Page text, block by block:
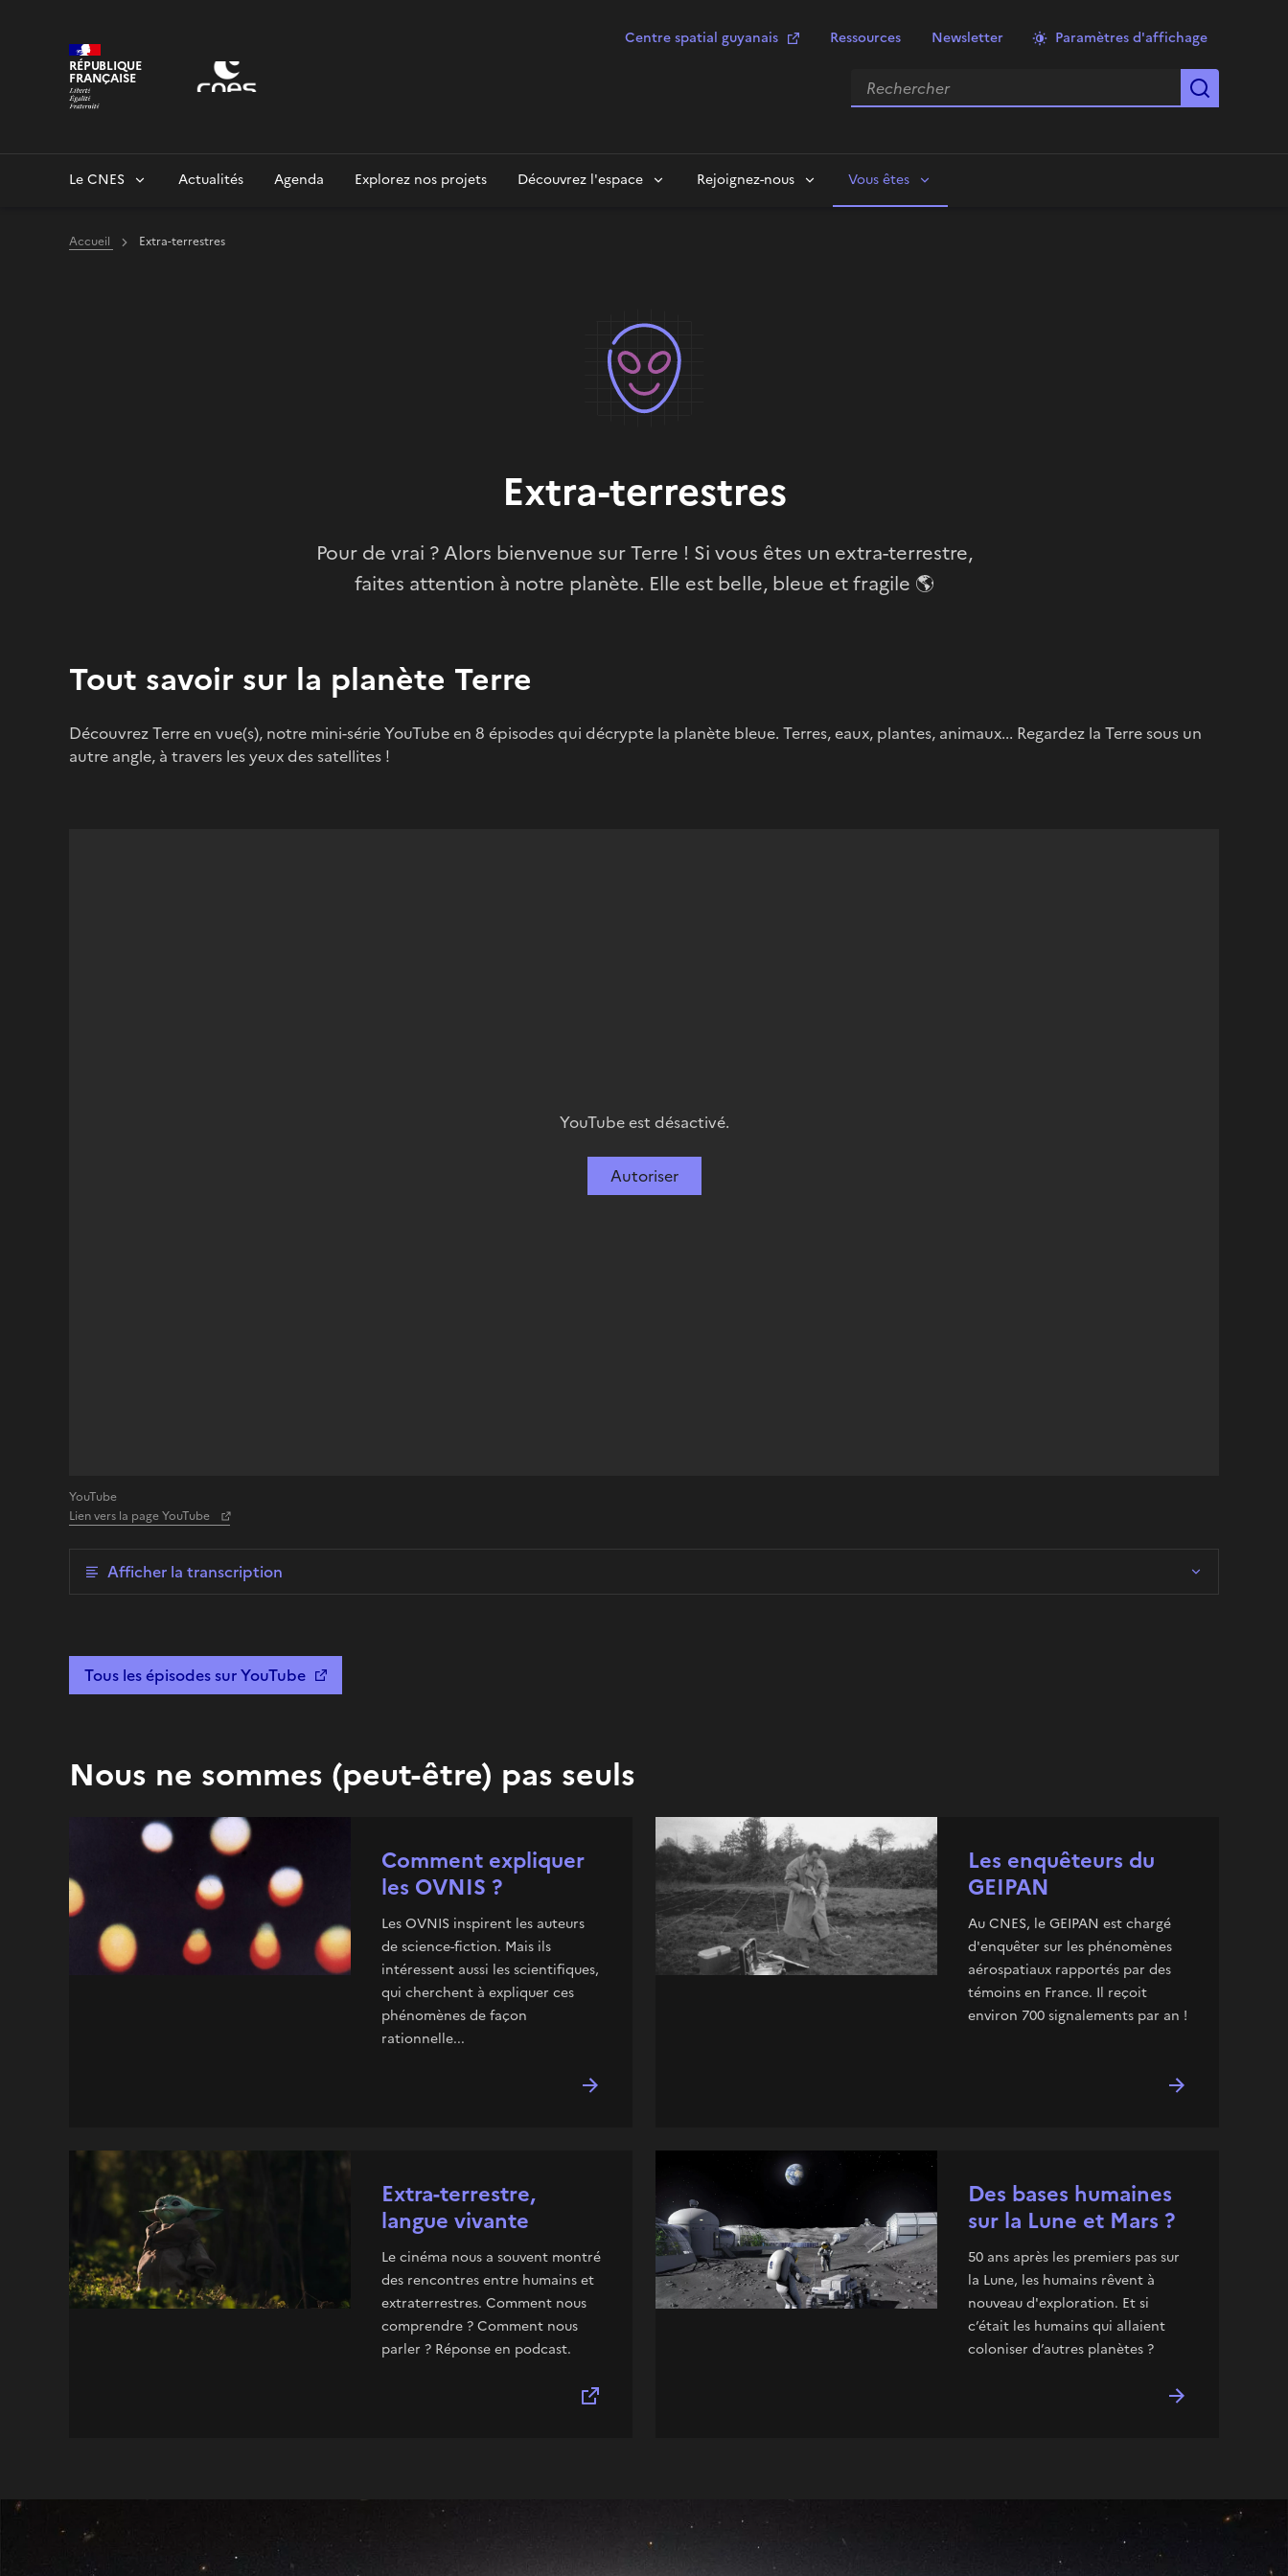
RÉPUBLIQUE
FRANÇAISE
Centre spatial guyanais Ressources Newsletter Paramètres d'affichage
Rechercher
Le CNES Actualités Agenda Explorez nos projets Découvrez l'espace Rejoignez-nous Vous êtes
Accueil Extra-terrestres
Extra-terrestres
Pour de vrai ? Alors bienvenue sur Terre ! Si vous êtes un extra-terrestre,
faites attention à notre planète. Elle est belle, bleue et fragile 🌎
Tout savoir sur la planète Terre
Découvrez Terre en vue(s), notre mini-série YouTube en 8 épisodes qui décrypte la planète bleue. Terres, eaux, plantes, animaux... Regardez la Terre sous un
autre angle, à travers les yeux des satellites !
YouTube est désactivé.
Autoriser
YouTube
Lien vers la page YouTube
Afficher la transcription
Tous les épisodes sur YouTube
Nous ne sommes (peut-être) pas seuls
Comment expliquer
les OVNIS ?
Les OVNIS inspirent les auteurs
de science-fiction. Mais ils
intéressent aussi les scientifiques,
qui cherchent à expliquer ces
phénomènes de façon
rationnelle...
Les enquêteurs du
GEIPAN
Au CNES, le GEIPAN est chargé
d'enquêter sur les phénomènes
aérospatiaux rapportés par des
témoins en France. Il reçoit
environ 700 signalements par an !
Extra-terrestre,
langue vivante
Le cinéma nous a souvent montré
des rencontres entre humains et
extraterrestres. Comment nous
comprendre ? Comment nous
parler ? Réponse en podcast.
Des bases humaines
sur la Lune et Mars ?
50 ans après les premiers pas sur
la Lune, les humains rêvent à
nouveau d'exploration. Et si
c’était les humains qui allaient
coloniser d’autres planètes ?